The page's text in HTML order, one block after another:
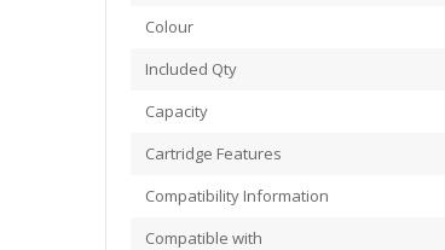
Colour
Included Qty
Capacity
Cartridge Features
Compatibility Information
Compatible with